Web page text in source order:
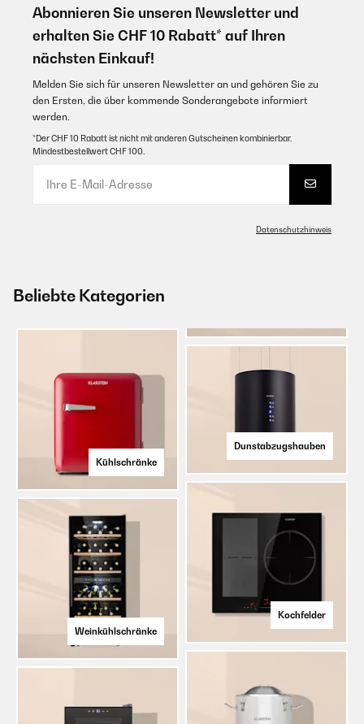
Abonnieren Sie unseren Newsletter und
erhalten Sie CHF 10 Rabatt* auf Ihren
nächsten Einkauf!
Melden Sie sich für unseren Newsletter an und gehören Sie zu
den Ersten, die über kommende Sonderangebote informiert
werden.
*Der CHF 10 Rabatt ist nicht mit anderen Gutscheinen kombinierbar.
Mindestbestellwert CHF 100.
Datenschutzhinweis
Beliebte Kategorien
Kühlschränke
Weinkühlschränke
Dunstabzugshauben
Kochfelder